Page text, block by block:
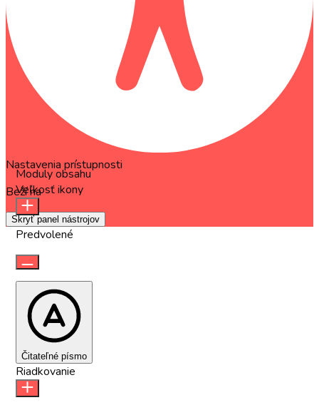
Nastavenia prístupnosti
Beží naOneTap
Skryť panel nástrojov
Moduly obsahu
Veľkosť ikony
Predvolené
Čitateľné písmo
Riadkovanie